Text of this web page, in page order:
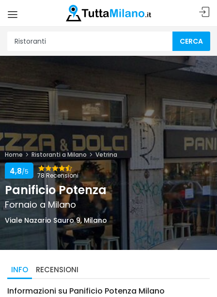
CERCA
Home Ristoranti a Milano Vetrina
78 Recensioni
4,8/5
Panificio Potenza
Fornaio a Milano
Viale Nazario Sauro 9, Milano
INFO RECENSIONI
Informazioni su Panificio Potenza Milano